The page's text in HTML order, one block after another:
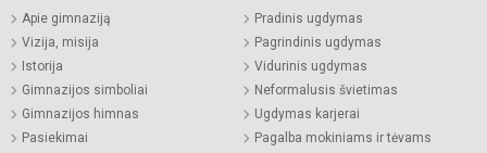
Apie gimnaziją
Vizija, misija
Istorija
Gimnazijos simboliai
Gimnazijos himnas
Pasiekimai
Pradinis ugdymas
Pagrindinis ugdymas
Vidurinis ugdymas
Neformalusis švietimas
Ugdymas karjerai
Pagalba mokiniams ir tėvams